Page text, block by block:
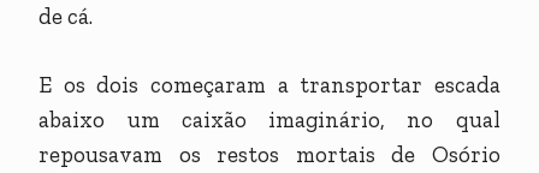
de cá.
E os dois começaram a transportar escada
abaixo um caixão imaginário, no qual
repousavam os restos mortais de Osório